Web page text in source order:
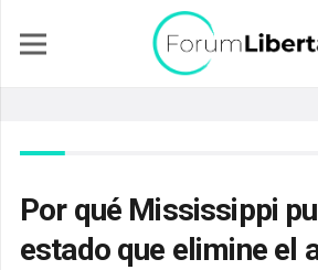
Por qué Mississippi
estado que elimine el